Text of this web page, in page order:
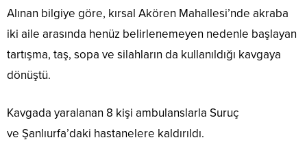
Alınan bilgiye göre, kırsal Akören Mahallesi’nde akraba
iki aile arasında henüz belirlenemeyen nedenle başlayan
tartışma, taş, sopa ve silahların da kullanıldığı kavgaya
dönüştü.
Kavgada yaralanan 8 kişi ambulanslarla Suruç
ve Şanlıurfa’daki hastanelere kaldırıldı.